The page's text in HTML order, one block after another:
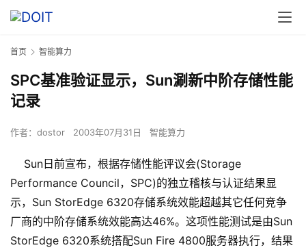
首页 智能算力
SPC基准验证显示，Sun涮新中阶存储性能
记录
作者： dostor 2003年07月31日 智能算力
Sun日前宣布，根据存储性能评议会(Storage
Performance Council，SPC)的独立稽核与认证结果显
示，Sun StorEdge 6320存储系统效能超越其它任何竞争
厂商的中阶存储系统效能高达46%。这项性能测试是由Sun
StorEdge 6320系统搭配Sun Fire 4800服务器执行，结果